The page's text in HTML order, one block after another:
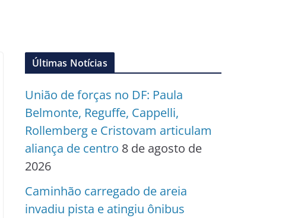
Últimas Notícias
União de forças no DF: Paula
Belmonte, Reguffe, Cappelli,
Rollemberg e Cristovam articulam
aliança de centro 8 de agosto de
2026
Caminhão carregado de areia
invadiu pista e atingiu ônibus